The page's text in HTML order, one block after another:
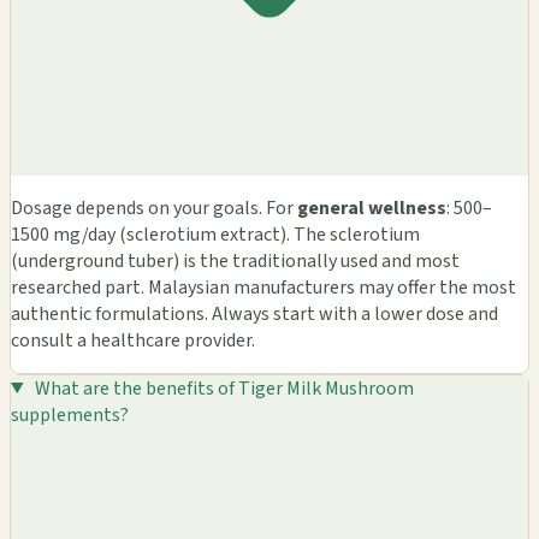
Dosage depends on your goals. Forgeneral wellness: 500–
1500 mg/day (sclerotium extract). The sclerotium
(underground tuber) is the traditionally used and most
researched part. Malaysian manufacturers may offer the most
authentic formulations. Always start with a lower dose and
consult a healthcare provider.
What are the benefits of Tiger Milk Mushroom
supplements?